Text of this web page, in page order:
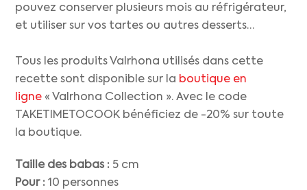
pouvez conserver plusieurs mois au réfrigérateur,
et utiliser sur vos tartes ou autres desserts…
Tous les produits Valrhona utilisés dans cette
recette sont disponible sur la boutique en
ligne « Valrhona Collection ». Avec le code
TAKETIMETOCOOK bénéficiez de -20% sur toute
la boutique.
Taille des babas : 5 cm
Pour : 10 personnes